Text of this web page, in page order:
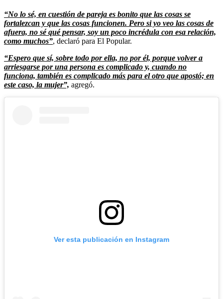
“No lo sé, en cuestión de pareja es bonito que las cosas se
fortalezcan y que las cosas funcionen. Pero si yo veo las cosas de
afuera, no sé qué pensar, soy un poco incrédula con esa relación,
como muchos”, declaró para El Popular.
“Espero que sí, sobre todo por ella, no por él, porque volver a
arriesgarse por una persona es complicado y, cuando no
funciona, también es complicado más para el otro que apostó; en
este caso, la mujer”, agregó.
Ver esta publicación en Instagram